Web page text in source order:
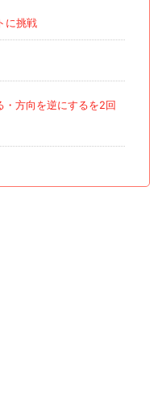
に挑戦
・方向を逆にするを2回